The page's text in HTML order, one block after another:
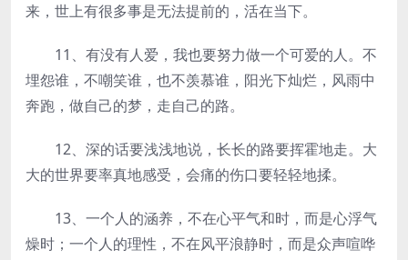
来，世上有很多事是无法提前的，活在当下。
11、有没有人爱，我也要努力做一个可爱的人。不
埋怨谁，不嘲笑谁，也不羡慕谁，阳光下灿烂，风雨中
奔跑，做自己的梦，走自己的路。
12、深的话要浅浅地说，长长的路要挥霍地走。大
大的世界要率真地感受，会痛的伤口要轻轻地揉。
13、一个人的涵养，不在心平气和时，而是心浮气
燥时；一个人的理性，不在风平浪静时，而是众声喧哗